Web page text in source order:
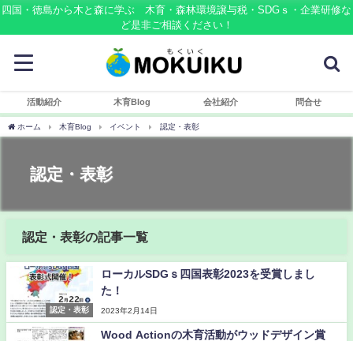
四国・徳島から木と森に学ぶ 木育・森林環境譲与税・SDGｓ・企業研修な
ど是非ご相談ください！
活動紹介 木育Blog 会社紹介 問合せ
ホーム 木育Blog イベント 認定・表彰
認定・表彰
認定・表彰の記事一覧
認定・表彰
ローカルSDGｓ四国表彰2023を受賞しまし
た！
2023年2月14日
Wood Actionの木育活動がウッドデザイン賞